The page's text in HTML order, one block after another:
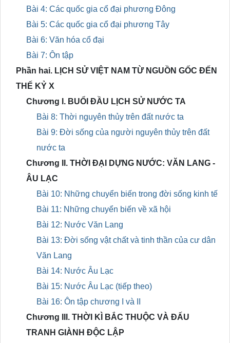
Bài 4: Các quốc gia cổ đại phương Đông
Bài 5: Các quốc gia cổ đại phương Tây
Bài 6: Văn hóa cổ đại
Bài 7: Ôn tập
Phần hai. LỊCH SỬ VIỆT NAM TỪ NGUỒN GỐC ĐẾN
THẾ KỶ X
Chương I. BUỔI ĐẦU LỊCH SỬ NƯỚC TA
Bài 8: Thời nguyên thủy trên đất nước ta
Bài 9: Đời sống của người nguyên thủy trên đất
nước ta
Chương II. THỜI ĐẠI DỰNG NƯỚC: VĂN LANG -
ÂU LẠC
Bài 10: Những chuyển biến trong đời sống kinh tế
Bài 11: Những chuyển biến về xã hội
Bài 12: Nước Văn Lang
Bài 13: Đời sống vật chất và tinh thần của cư dân
Văn Lang
Bài 14: Nước Âu Lạc
Bài 15: Nước Âu Lạc (tiếp theo)
Bài 16: Ôn tập chương I và II
Chương III. THỜI KÌ BẮC THUỘC VÀ ĐẤU
TRANH GIÀNH ĐỘC LẬP